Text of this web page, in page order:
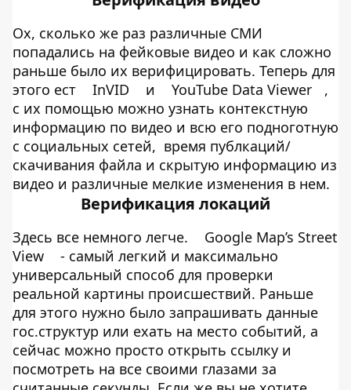
Ох, сколько же раз различные СМИ
попадались на фейковые видео и как сложно
раньше было их верифицировать. Теперь для
этого ест
InVID и YouTube Data Viewer
,
с их помощью можно узнать контекстную
информацию по видео и всю его подноготную
с социальных сетей, время публкаций/
скачивания файла и скрытую информацию из
видео и различные мелкие изменения в нем.
Верификация локаций
Здесь все немного легче.
Google Map’s Street
View
- самый легкий и максимально
универсальный способ для проверки
реальной картины происшествий. Раньше
для этого нужно было запрашивать данные
гос.структур или ехать на место событий, а
сейчас можно просто открыть ссылку и
посмотреть на все своими глазами за